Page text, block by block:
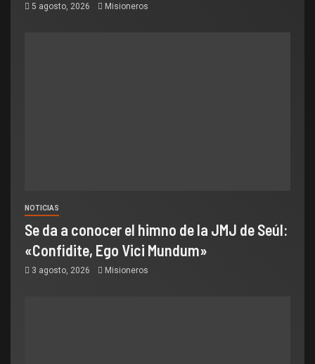
5 agosto, 2026 Misioneros
NOTICIAS
Se da a conocer el himno de la JMJ de Seúl:
«Confidite, Ego Vici Mundum»
3 agosto, 2026 Misioneros